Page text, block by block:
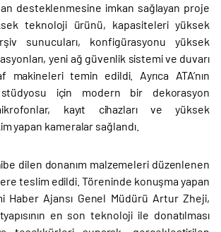
desteklenmesine imkan sağlayan proje
teknoloji ürünü, kapasiteleri yüksek
sunucuları, konfigürasyonu yüksek
yeni ağ güvenlik sistemi ve duvarı
temin edildi. Ayrıca ATA’nın
için modern bir dekorasyon
kayıt cihazları ve yüksek
yapan kameralar sağlandı.
dilen donanım malzemeleri düzenlenen
teslim edildi. Töreninde konuşma yapan
Haber Ajansı Genel Müdürü Artur Zheji,
en son teknoloji ile donatılması